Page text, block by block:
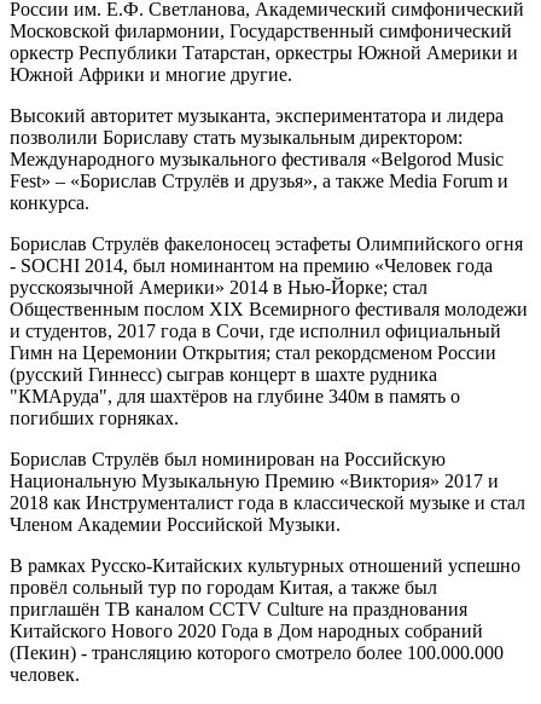
России им. Е.Ф. Светланова, Академический симфонический
Московской филармонии, Государственный симфонический
оркестр Республики Татарстан, оркестры Южной Америки и
Южной Африки и многие другие.
Высокий авторитет музыканта, экспериментатора и лидера
позволили Бориславу стать музыкальным директором:
Международного музыкального фестиваля «Belgorod Music
Fest» – «Борислав Струлёв и друзья», а также Media Forum и
конкурса.
Борислав Струлёв факелоносец эстафеты Олимпийского огня
- SOCHI 2014, был номинантом на премию «Человек года
русскоязычной Америки» 2014 в Нью-Йорке; стал
Общественным послом XIX Всемирного фестиваля молодежи
и студентов, 2017 года в Сочи, где исполнил официальный
Гимн на Церемонии Открытия; стал рекордсменом России
(русский Гиннесс) сыграв концерт в шахте рудника
"КМАруда", для шахтёров на глубине 340м в память о
погибших горняках.
Борислав Струлёв был номинирован на Российскую
Национальную Музыкальную Премию «Виктория» 2017 и
2018 как Инструменталист года в классической музыке и стал
Членом Академии Российской Музыки.
В рамках Русско-Китайских культурных отношений успешно
провёл сольный тур по городам Китая, а также был
приглашён ТВ каналом CCTV Culture на празднования
Китайского Нового 2020 Года в Дом народных собраний
(Пекин) - трансляцию которого смотрело более 100.000.000
человек.